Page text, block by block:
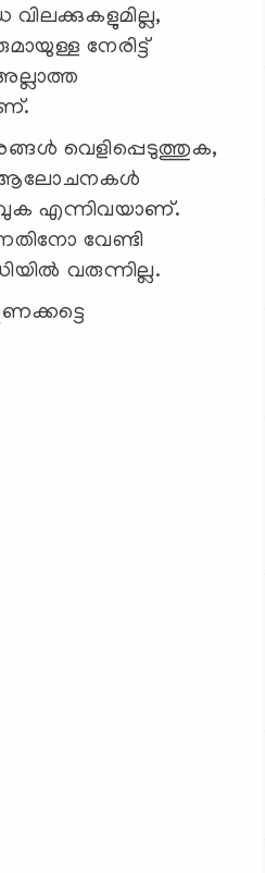
നേരിട്ട്
വെളിപ്പെടുത്തുക,
ആലോചനകൾ
എന്നിവയാണ്.
വേണ്ടി
വരുന്നില്ല.